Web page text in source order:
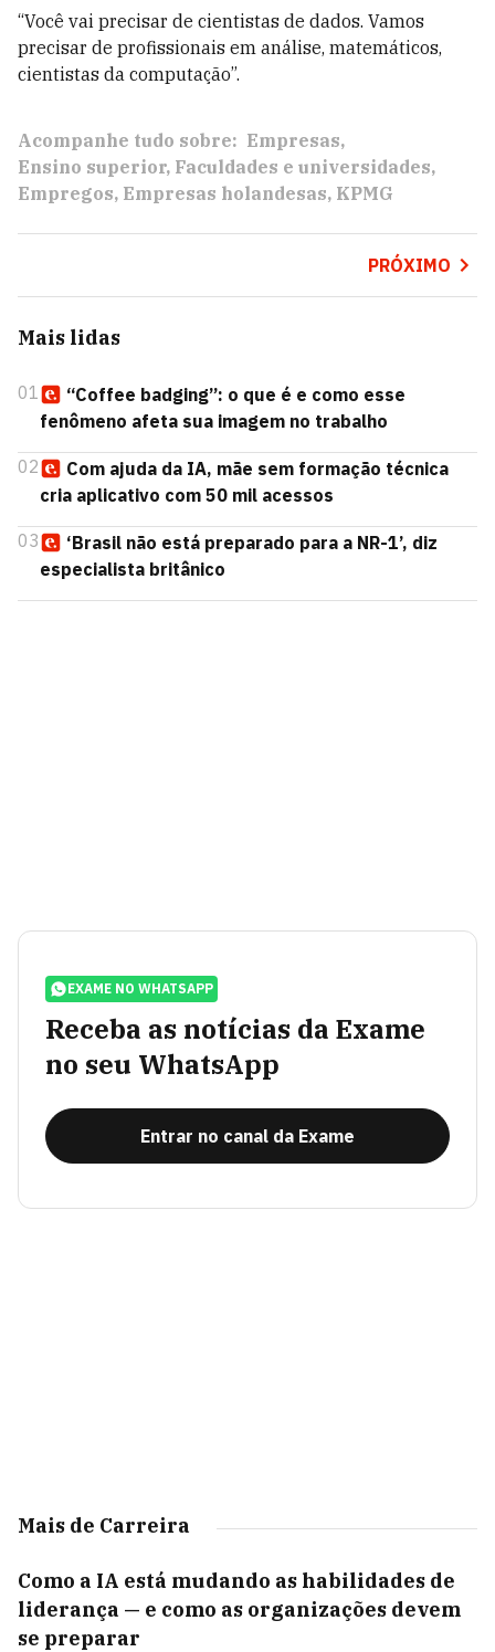
“Você vai precisar de cientistas de dados. Vamos
precisar de profissionais em análise, matemáticos,
cientistas da computação”.
Acompanhe tudo sobre: Empresas
Ensino superior Faculdades e universidades
Empregos Empresas holandesas KPMG
PRÓXIMO
Mais lidas
01
“Coffee badging”: o que é e como esse
fenômeno afeta sua imagem no trabalho
02
Com ajuda da IA, mãe sem formação técnica
cria aplicativo com 50 mil acessos
03
‘Brasil não está preparado para a NR-1’, diz
especialista britânico
EXAME NO WHATSAPP
Receba as notícias da Exame
no seu WhatsApp
Entrar no canal da Exame
Mais de Carreira
Como a IA está mudando as habilidades de
liderança — e como as organizações devem
se preparar